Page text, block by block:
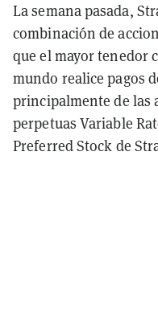
La semana pasada,
combinación de
que el mayor tenedor
mundo realice pagos
principalmente de las
perpetuas Variable
Preferred Stock de